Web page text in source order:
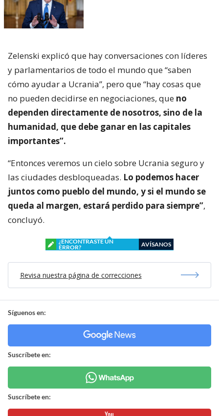
Zelenski explicó que hay conversaciones con líderes
y parlamentarios de todo el mundo que “saben
cómo ayudar a Ucrania”, pero que “hay cosas que
no pueden decidirse en negociaciones, que no
dependen directamente de nosotros, sino de la
humanidad, que debe ganar en las capitales
importantes”.
“Entonces veremos un cielo sobre Ucrania seguro y
las ciudades desbloqueadas. Lo podemos hacer
juntos como pueblo del mundo, y si el mundo se
queda al margen, estará perdido para siempre”,
concluyó.
¿ENCONTRASTE UN
ERROR?
AVÍSANOS
Revisa nuestra página de correcciones
Síguenos en:
Suscríbete en:
Suscríbete en: